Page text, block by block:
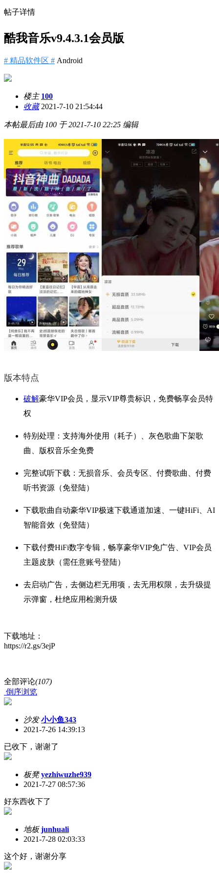
帖子详情
酷我音乐v9.4.3.1会员版
# 精品软件区 # Android
楼主 100
收藏2021-7-10 21:54:44
本帖最后由 100 于 2021-7-10 22:25 编辑
版本特点
破解豪华VIP会员，显示VIP尊贵标识，免费畅享会员特
权
特别处理：支持海外使用（耗子）、灰色歌曲下架歌
曲、版权音乐全免费
完整试听下载：无损音乐、会员专区、付费歌曲、付费
听书资源（免登陆）
下载歌曲自动豪华VIP极速下载通道加速、一键HiFi、AI
智能音效（免登陆）
下载付费HiFi数字专辑，畅享豪华VIP免广告、VIP会员
主题皮肤（需任意账号登陆）
去启动广告，去侧边栏无用项，去无用权限，去升级提
示弹窗，杜绝应用检测升级
下载地址：
https://r2.gs/3ejP
全部评论(107)
倒序浏览
沙发 小小鱼343
2021-7-26 14:39:13
已收下，谢谢了
板凳 yezhiwuzhe939
2021-7-27 08:57:36
好东西收下了
地板 junhuali
2021-7-28 02:03:33
这个好，谢谢分享